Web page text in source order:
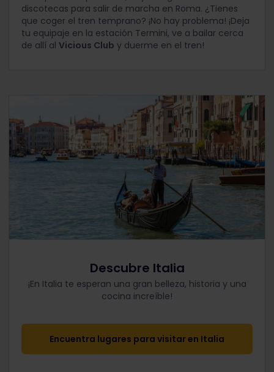
discotecas para salir de marcha en Roma. ¿Tienes
que coger el tren temprano? ¡No hay problema! ¡Deja
tu equipaje en la estación Termini, ve a bailar cerca
de allí al Vicious Club y duerme en el tren!
Descubre Italia
¡En Italia te esperan una gran belleza, historia y una
cocina increíble!
Encuentra lugares para visitar en Italia